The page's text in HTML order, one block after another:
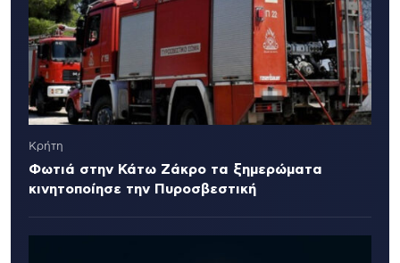
Κρήτη
Φωτιά στην Κάτω Ζάκρο τα ξημερώματα
κινητοποίησε την Πυροσβεστική